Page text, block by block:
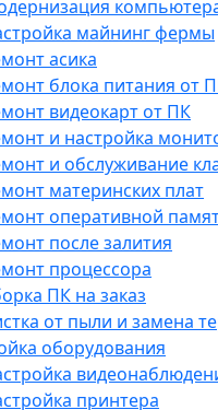
майнинг фермы
асика
блока питания от
видеокарт от ПК
и настройка
и обслуживание
материнских плат
оперативной
после залития
процессора
ПК на заказ
от пыли и замена
оборудования
принтера